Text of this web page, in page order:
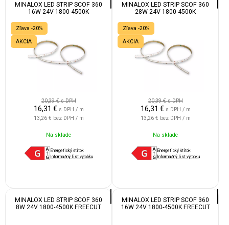
MINALOX LED STRIP SCOF 360
16W 24V 1800-4500K
Zľava -20%
AKCIA
20,39 €s DPH
16,31 € s DPH / m
13,26 € bez DPH / m
Na sklade
Energetický štítok
Informačný list výrobku
MINALOX LED STRIP SCOF 360
28W 24V 1800-4500K
Zľava -20%
AKCIA
20,39 €s DPH
16,31 € s DPH / m
13,26 € bez DPH / m
Na sklade
Energetický štítok
Informačný list výrobku
MINALOX LED STRIP SCOF 360
8W 24V 1800-4500K FREECUT
MINALOX LED STRIP SCOF 360
16W 24V 1800-4500K FREECUT